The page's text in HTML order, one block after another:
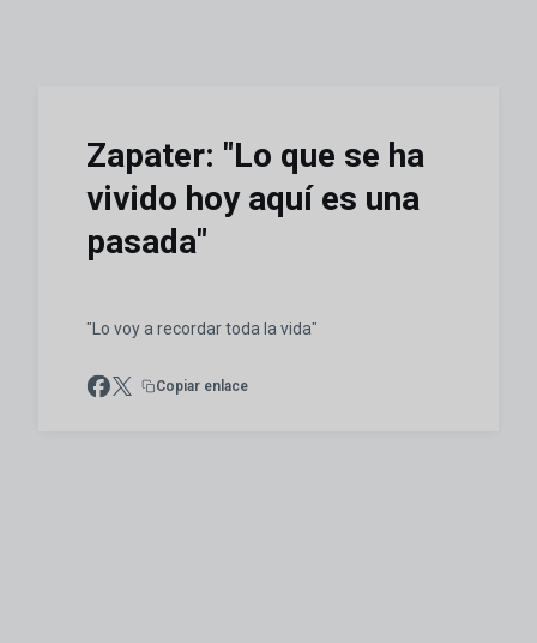
Zapater: "Lo que se ha
vivido hoy aquí es una
pasada"
"Lo voy a recordar toda la vida"
Copiar enlace